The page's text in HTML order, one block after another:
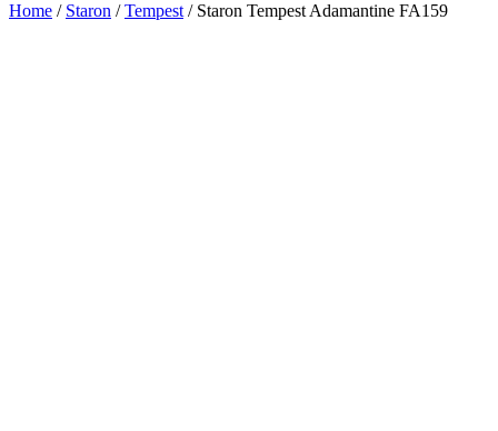
Home / Staron /Tempest / Staron Tempest Adamantine FA159